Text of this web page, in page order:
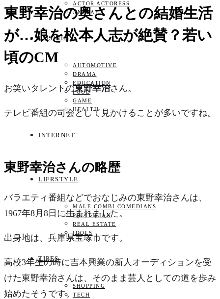
ACTOR ACTORESS
ANIMAL
BUSINESS
AUTOMOTIVE
DRAMA
EDUCATION
FOOD
GAME
HEALTH
INTERNET
LIFRSTYLE
MALE COMBI COMEDIANS
POLITICIAN
REAL ESTATE
IDOLS
TIPES
SHOPPING
TECH
東野幸治の奥さんとの結婚生活
が…娘を松本人志が絶賛？若い
頃のCM
お笑いタレントの東野幸治さん。
テレビ番組の司会として見かけることが多いですね。
東野幸治さんの略歴
バラエティ番組などでおなじみの東野幸治さんは、
1967年8月8日に生まれました。
出身地は、兵庫県宝塚市です。
高校3年生の時に吉本興業の新人オーディションを受
けた東野幸治さんは、そのまま芸人としての道を歩み
始めたそうです。